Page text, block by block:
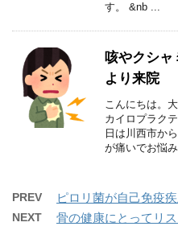
す。 &nb ...
咳やクシャ
より来院
こんにちは。
カイロプラク
日は川西市か
が痛いでお悩
PREV ピロリ菌が自己免疫
NEXT 骨の健康にとってリ